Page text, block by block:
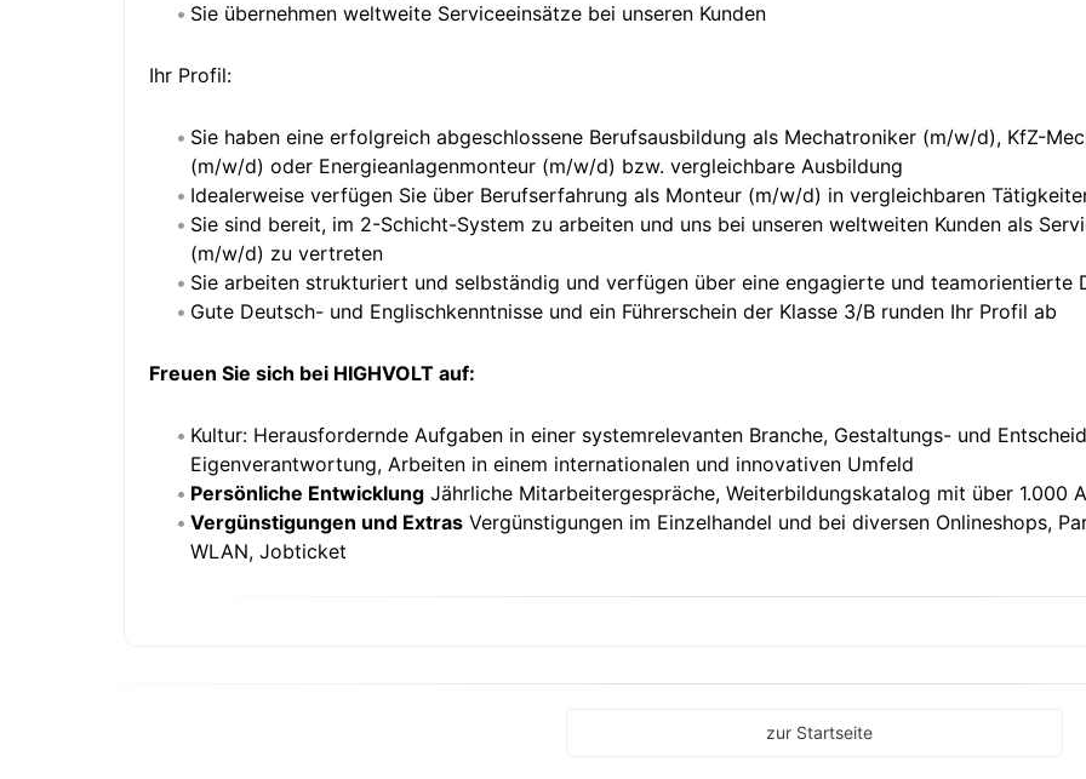
Sie übernehmen weltweite Serviceeinsätze bei unseren Kunden
Ihr Profil:
Sie haben eine erfolgreich abgeschlossene Berufsausbildung als Mechatroniker (m/w/d), KfZ-
(m/w/d) oder Energieanlagenmonteur (m/w/d) bzw. vergleichbare Ausbildung
Idealerweise verfügen Sie über Berufserfahrung als Monteur (m/w/d) in vergleichbaren
Sie sind bereit, im 2-Schicht-System zu arbeiten und uns bei unseren weltweiten Kunden als
(m/w/d) zu vertreten
Sie arbeiten strukturiert und selbständig und verfügen über eine engagierte und teamorientierte
Gute Deutsch- und Englischkenntnisse und ein Führerschein der Klasse 3/B runden Ihr Profil ab
Freuen Sie sich bei HIGHVOLT auf:
Kultur: Herausfordernde Aufgaben in einer systemrelevanten Branche, Gestaltungs- und
Eigenverantwortung, Arbeiten in einem internationalen und innovativen Umfeld
Persönliche Entwicklung Jährliche Mitarbeitergespräche, Weiterbildungskatalog mit über 1.000
Vergünstigungen und Extras Vergünstigungen im Einzelhandel und bei diversen Onlineshops,
WLAN, Jobticket
zur Startseite